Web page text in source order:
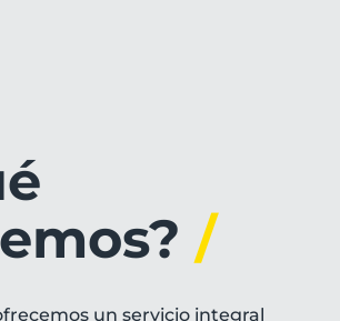
/
un servicio integral